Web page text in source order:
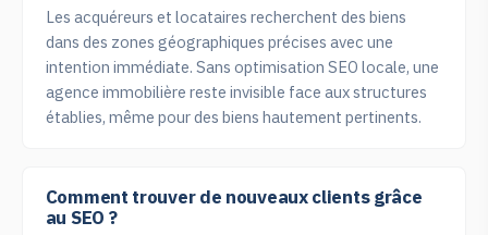
Les acquéreurs et locataires recherchent des biens
dans des zones géographiques précises avec une
intention immédiate. Sans optimisation SEO locale, une
agence immobilière reste invisible face aux structures
établies, même pour des biens hautement pertinents.
Comment trouver de nouveaux clients grâce
au SEO ?